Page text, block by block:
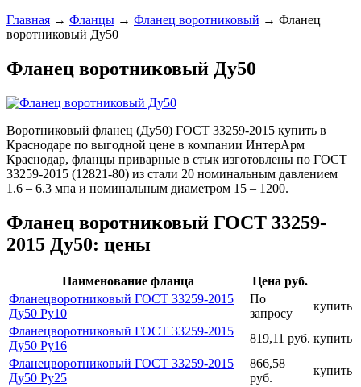
Главная → Фланцы → Фланец воротниковый → Фланец
воротниковый Ду50
Фланец воротниковый Ду50
Воротниковый фланец (Ду50) ГОСТ 33259-2015 купить в
Краснодаре по выгодной цене в компании ИнтерАрм
Краснодар, фланцы приварные в стык изготовлены по ГОСТ
33259-2015 (12821-80) из стали 20 номинальным давлением
1.6 – 6.3 мпа и номинальным диаметром 15 – 1200.
Фланец воротниковый ГОСТ 33259-
2015 Ду50: цены
Наименование фланца
Цена руб.
Фланецворотниковый ГОСТ 33259-2015
Ду50 Ру10
По
запросу
купить
Фланецворотниковый ГОСТ 33259-2015
Ду50 Ру16
819,11 руб. купить
Фланецворотниковый ГОСТ 33259-2015
Ду50 Ру25
866,58
руб.
купить